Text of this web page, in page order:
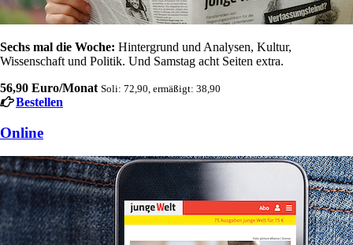
Sechs mal die Woche: Hintergrund und Analysen, Kultur,
Wissenschaft und Politik. Und Samstag acht Seiten extra.
56,90 Euro/Monat Soli: 72,90, ermäßigt: 38,90
Bestellen
Online